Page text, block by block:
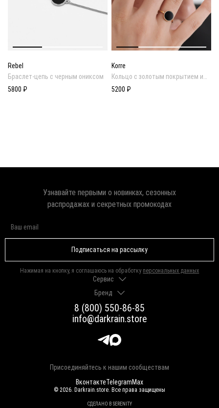
Rebel
Браслет-цепь с черным ониксом
5800 ₽
Korre
Кольцо с золотым покрытием и
вставкой из черного оникса
5200 ₽
8 (800) 550-86-85
info@darkrain.store
Присоединяйтесь к нашим сообществам
ВконтактеTelegramMax
Сервис
Доставка и оплата
Гарантии и возврат
Как выбрать размер
Уход за украшениями
Яндекс Пэй
Долями
Бренд
О нас
Программа лояльности
Магазины
Узнавайте первыми о новинках, сезонных
распродажах и секретных промокодах
Подписаться на рассылку
Нажимая на кнопку, я соглашаюсь на обработку персональных данных
© 2026. Darkrain.store. Все права защищены
СДЕЛАНО В SERENITY